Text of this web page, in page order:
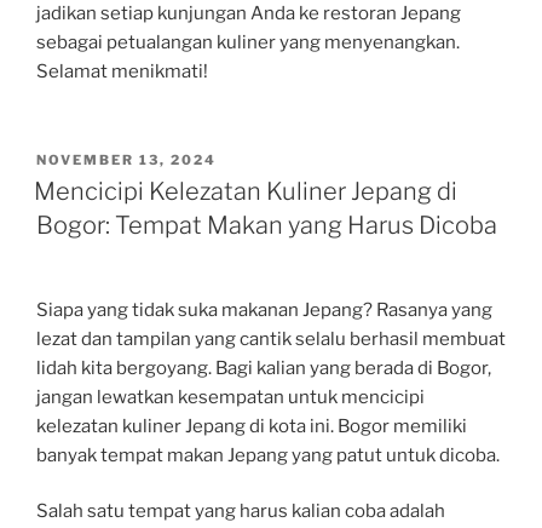
jadikan setiap kunjungan Anda ke restoran Jepang
sebagai petualangan kuliner yang menyenangkan.
Selamat menikmati!
POSTED
ON
NOVEMBER 13, 2024
Mencicipi Kelezatan Kuliner Jepang di
Bogor: Tempat Makan yang Harus Dicoba
Siapa yang tidak suka makanan Jepang? Rasanya yang
lezat dan tampilan yang cantik selalu berhasil membuat
lidah kita bergoyang. Bagi kalian yang berada di Bogor,
jangan lewatkan kesempatan untuk mencicipi
kelezatan kuliner Jepang di kota ini. Bogor memiliki
banyak tempat makan Jepang yang patut untuk dicoba.
Salah satu tempat yang harus kalian coba adalah